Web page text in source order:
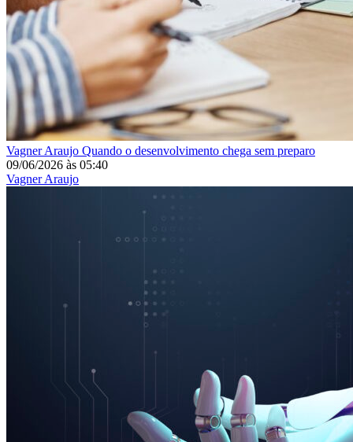
Vagner Araujo Quando o desenvolvimento chega sem preparo
09/06/2026 às 05:40
Vagner Araujo